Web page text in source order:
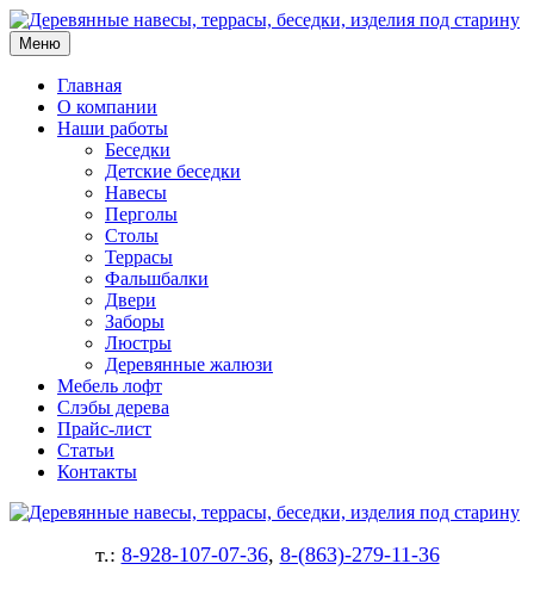
Меню
Главная
О компании
Наши работы
Беседки
Детские беседки
Навесы
Перголы
Столы
Террасы
Фальшбалки
Двери
Заборы
Люстры
Деревянные жалюзи
Мебель лофт
Слэбы дерева
Прайс-лист
Статьи
Контакты
т.: 8-928-107-07-36, 8-(863)-279-11-36